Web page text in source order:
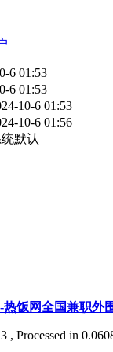
6 01:53
6 01:53
10-6 01:53
10-6 01:56
默认
热饭网全国兼职外
, Processed in